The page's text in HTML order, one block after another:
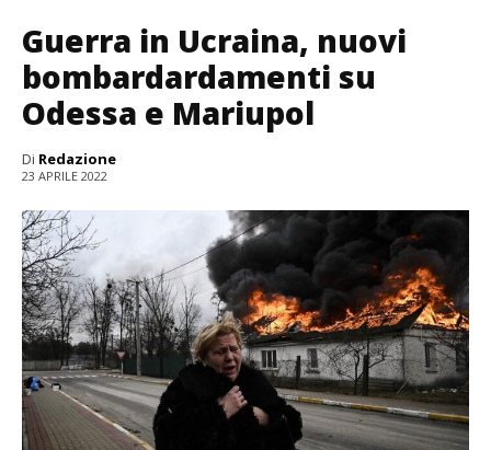
Guerra in Ucraina, nuovi
bombardardamenti su
Odessa e Mariupol
Di Redazione
23 APRILE 2022